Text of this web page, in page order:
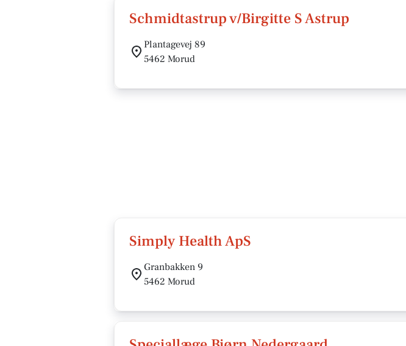
Schmidtastrup v/Birgitte S Astrup
Plantagevej 89
5462 Morud
Simply Health ApS
Granbakken 9
5462 Morud